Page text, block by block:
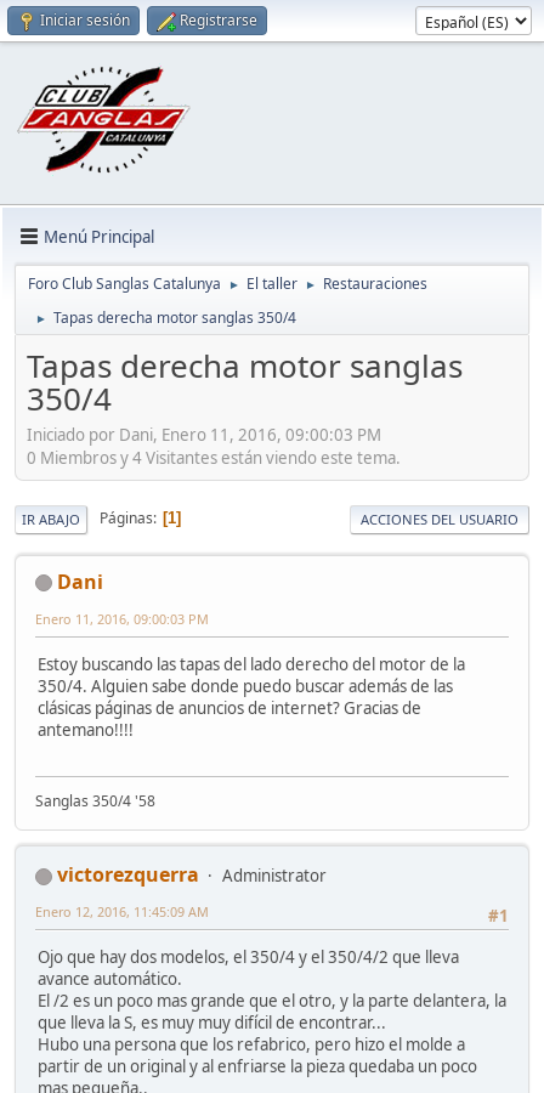
Iniciar sesión Registrarse
Menú Principal
Foro Club Sanglas Catalunya ► El taller ► Restauraciones
► Tapas derecha motor sanglas 350/4
Tapas derecha motor sanglas
350/4
Iniciado por Dani, Enero 11, 2016, 09:00:03 PM
0 Miembros y 4 Visitantes están viendo este tema.
IR ABAJO Páginas 1 ACCIONES DEL USUARIO
Dani
Enero 11, 2016, 09:00:03 PM
Estoy buscando las tapas del lado derecho del motor de la
350/4. Alguien sabe donde puedo buscar además de las
clásicas páginas de anuncios de internet? Gracias de
antemano!!!!
Sanglas 350/4 '58
victorezquerra
Administrator
#1
Enero 12, 2016, 11:45:09 AM
Ojo que hay dos modelos, el 350/4 y el 350/4/2 que lleva
avance automático.
El /2 es un poco mas grande que el otro, y la parte delantera, la
que lleva la S, es muy muy difícil de encontrar...
Hubo una persona que los refabrico, pero hizo el molde a
partir de un original y al enfriarse la pieza quedaba un poco